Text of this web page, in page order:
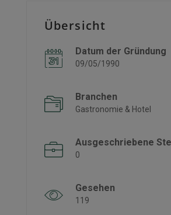
Übersicht
Datum der Gründung
09/05/1990
Branchen
Gastronomie & Hotel
Ausgeschriebene
0
Gesehen
119